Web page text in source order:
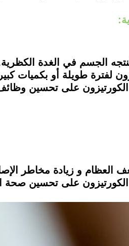
الجسم في الغدة
لفترة طويلة أو بكميات
على تحسين وظائف
و زيادة مخاطر
على تحسين صحة